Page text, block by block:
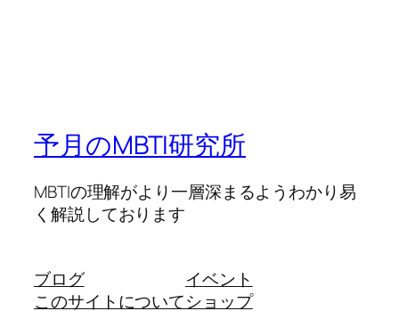
予月のMBTI研究所
MBTIの理解がより一層深まるようわかり易
く解説しております
ブログ
このサイトについて
イベント
ショップ